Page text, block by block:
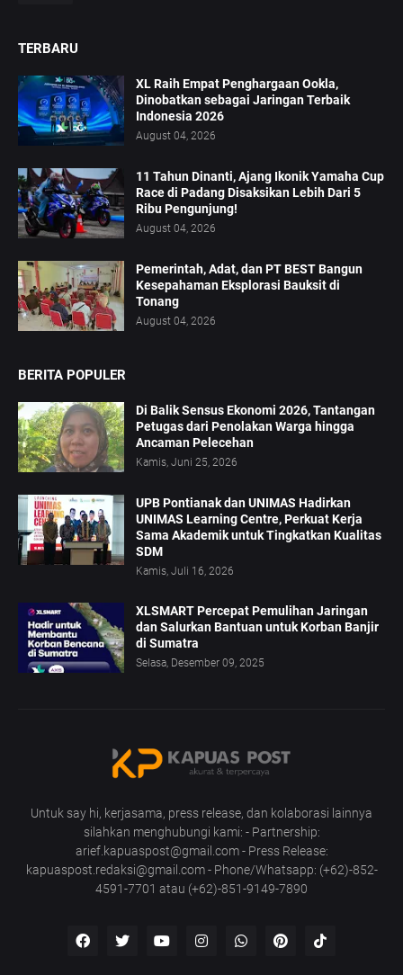
TERBARU
XL Raih Empat Penghargaan Ookla,
Dinobatkan sebagai Jaringan Terbaik
Indonesia 2026
August 04, 2026
11 Tahun Dinanti, Ajang Ikonik Yamaha Cup
Race di Padang Disaksikan Lebih Dari 5
Ribu Pengunjung!
August 04, 2026
Pemerintah, Adat, dan PT BEST Bangun
Kesepahaman Eksplorasi Bauksit di
Tonang
August 04, 2026
BERITA POPULER
Di Balik Sensus Ekonomi 2026, Tantangan
Petugas dari Penolakan Warga hingga
Ancaman Pelecehan
Kamis, Juni 25, 2026
UPB Pontianak dan UNIMAS Hadirkan
UNIMAS Learning Centre, Perkuat Kerja
Sama Akademik untuk Tingkatkan Kualitas
SDM
Kamis, Juli 16, 2026
XLSMART Percepat Pemulihan Jaringan
dan Salurkan Bantuan untuk Korban Banjir
di Sumatra
Selasa, Desember 09, 2025
Untuk say hi, kerjasama, press release, dan kolaborasi lainnya
silahkan menghubungi kami: - Partnership:
arief.kapuaspost@gmail.com - Press Release:
kapuaspost.redaksi@gmail.com - Phone/Whatsapp: (+62)-852-
4591-7701 atau (+62)-851-9149-7890